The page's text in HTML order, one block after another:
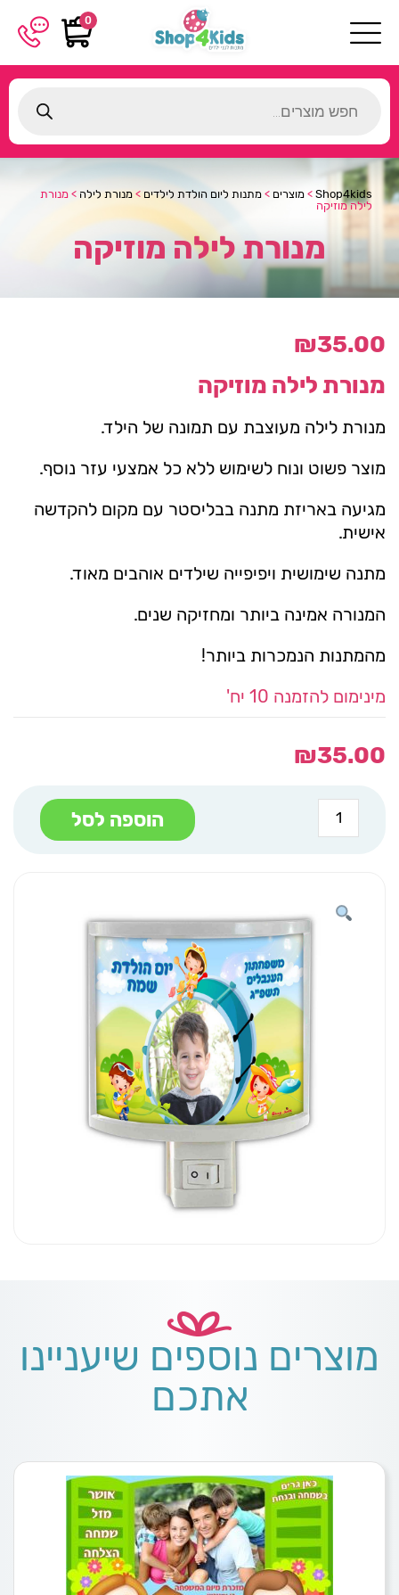
0
search
Shop4kids
> מוצרים > מתנות ליום הולדת לילדים > מנורת לילה > מנורת
לילה מוזיקה
מנורת לילה מוזיקה
₪35.00
מנורת לילה מוזיקה
מנורת לילה מעוצבת עם תמונה של הילד.
מוצר פשוט ונוח לשימוש ללא כל אמצעי עזר נוסף.
מגיעה באריזת מתנה בבליסטר עם מקום להקדשה
אישית.
מתנה שימושית ויפיפייה שילדים אוהבים מאוד.
המנורה אמינה ביותר ומחזיקה שנים.
מהמתנות הנמכרות ביותר!
מינימום להזמנה 10 יח'
₪35.00
כמות
של
מנורת
הוספה לסל
מוצרים נוספים שיעניינו
אתכם